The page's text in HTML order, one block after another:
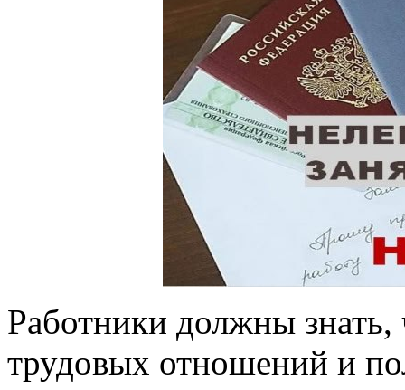
Работники должны знать,
трудовых отношений и